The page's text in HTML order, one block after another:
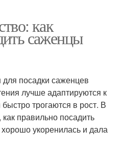
как
саженцы
посадки саженцев
лучше адаптируются к
трогаются в рост. В
правильно посадить
укоренилась и дала